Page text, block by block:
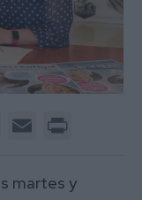
Message
Email
martes y